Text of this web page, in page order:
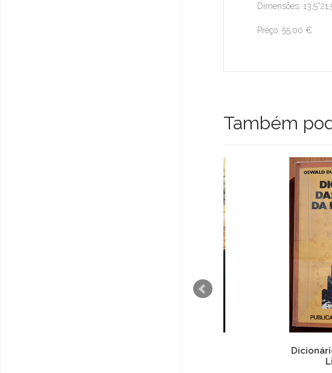
Dimensões:
Preço: 55,00 €
Também
Dicionário das